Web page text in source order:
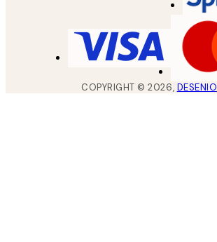
COPYRIGHT ©2026, DESENIO